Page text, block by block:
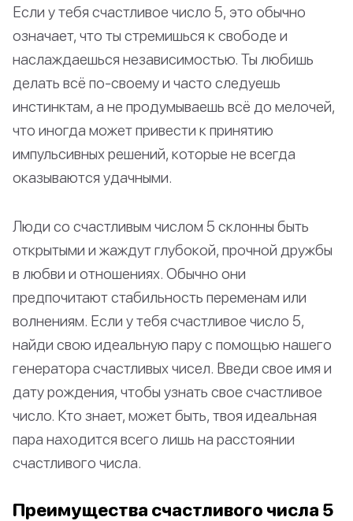
Если у тебя счастливое число 5, это обычно
означает, что ты стремишься к свободе и
наслаждаешься независимостью. Ты любишь
делать всё по-своему и часто следуешь
инстинктам, а не продумываешь всё до мелочей,
что иногда может привести к принятию
импульсивных решений, которые не всегда
оказываются удачными.
Люди со счастливым числом 5 склонны быть
открытыми и жаждут глубокой, прочной дружбы
в любви и отношениях. Обычно они
предпочитают стабильность переменам или
волнениям. Если у тебя счастливое число 5,
найди свою идеальную пару с помощью нашего
генератора счастливых чисел. Введи свое имя и
дату рождения, чтобы узнать свое счастливое
число. Кто знает, может быть, твоя идеальная
пара находится всего лишь на расстоянии
счастливого числа.
Преимущества счастливого числа 5